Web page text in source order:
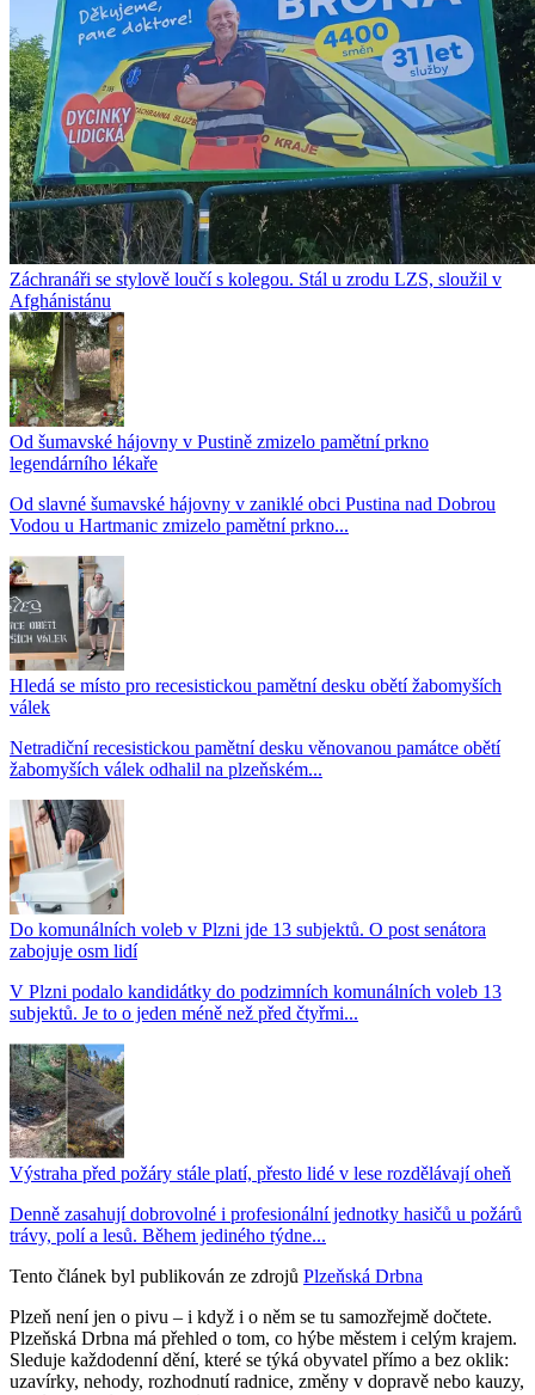
Záchranáři se stylově loučí s kolegou. Stál u zrodu LZS, sloužil v
Afghánistánu
Od šumavské hájovny v Pustině zmizelo pamětní prkno
legendárního lékaře
Od slavné šumavské hájovny v zaniklé obci Pustina nad Dobrou
Vodou u Hartmanic zmizelo pamětní prkno...
Hledá se místo pro recesistickou pamětní desku obětí žabomyších
válek
Netradiční recesistickou pamětní desku věnovanou památce obětí
žabomyších válek odhalil na plzeňském...
Do komunálních voleb v Plzni jde 13 subjektů. O post senátora
zabojuje osm lidí
V Plzni podalo kandidátky do podzimních komunálních voleb 13
subjektů. Je to o jeden méně než před čtyřmi...
Výstraha před požáry stále platí, přesto lidé v lese rozdělávají oheň
Denně zasahují dobrovolné i profesionální jednotky hasičů u požárů
trávy, polí a lesů. Během jediného týdne...
Tento článek byl publikován ze zdrojů Plzeňská Drbna
Plzeň není jen o pivu – i když i o něm se tu samozřejmě dočtete.
Plzeňská Drbna má přehled o tom, co hýbe městem i celým krajem.
Sleduje každodenní dění, které se týká obyvatel přímo a bez oklik:
uzavírky, nehody, rozhodnutí radnice, změny v dopravě nebo kauzy,